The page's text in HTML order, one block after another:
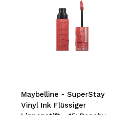
Maybelline - SuperStay
Vinyl Ink Flüssiger